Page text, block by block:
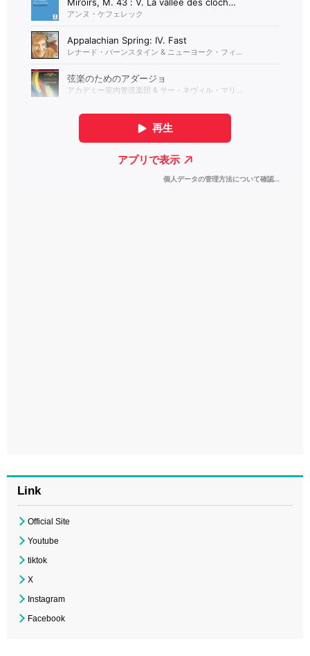
Link
Official Site
Youtube
tiktok
X
Instagram
Facebook